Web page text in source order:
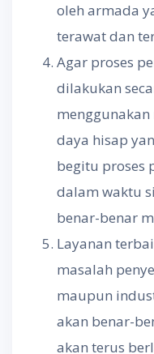
oleh armada
terawat dan
Agar proses
dilakukan
daya hisap
begitu proses
dalam waktu
benar-benar
Layanan
masalah
maupun
akan benar-
akan terus